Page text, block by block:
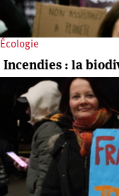
Écologie
Incendies : la